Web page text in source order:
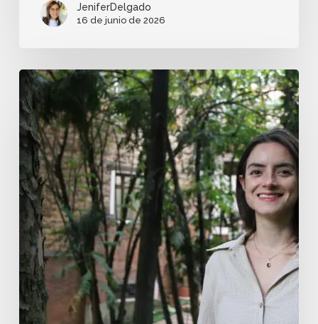
JeniferDelgado
16 de junio de 2026